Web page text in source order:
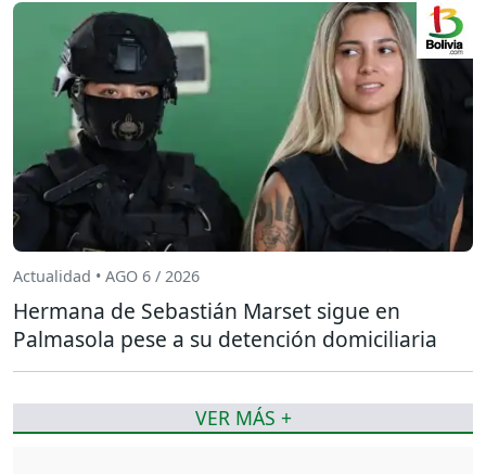
Actualidad • AGO 6 / 2026
Hermana de Sebastián Marset sigue en
Palmasola pese a su detención domiciliaria
VER MÁS +